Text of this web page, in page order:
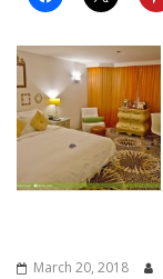
March 20, 2018